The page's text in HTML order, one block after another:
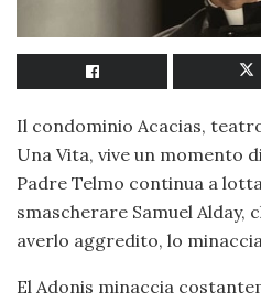
Il condominio Acacias,
Una Vita, vive un momento
Padre Telmo continua a
smascherare Samuel Alday,
averlo aggredito, lo
El Adonis minaccia